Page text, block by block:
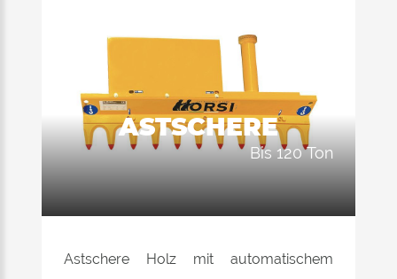
ASTSCHERE
bis 120 Ton
Astschere Holz mit automatischem